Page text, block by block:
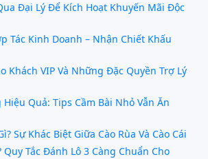
Đại Lý Để Kích Hoạt Khuyến Mãi Độc
Tác Kinh Doanh – Nhận Chiết Khấu
Khách VIP Và Những Đặc Quyền Trợ Lý
Quả: Tips Cầm Bài Nhỏ Vẫn Ăn
Sự Khác Biệt Giữa Cào Rùa Và Cào Cái
Quy Tắc Đánh Lô 3 Càng Chuẩn Cho